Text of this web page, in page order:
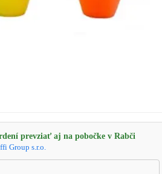
prevziať aj na pobočke v Rabči
Group s.r.o.